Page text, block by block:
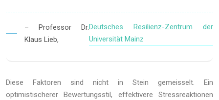
– Professor Dr.
Klaus Lieb,
Deutsches Resilienz-Zentrum der
Universität Mainz
Diese Faktoren sind nicht in Stein gemeisselt. Ein
optimistischerer Bewertungsstil, effektivere Stressreaktionen